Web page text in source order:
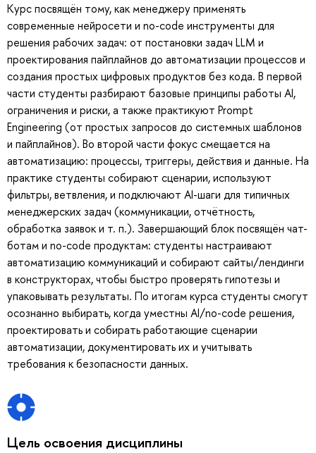
Курс посвящён тому, как менеджеру применять
современные нейросети и no-code инструменты для
решения рабочих задач: от постановки задач LLM и
проектирования пайплайнов до автоматизации процессов и
создания простых цифровых продуктов без кода. В первой
части студенты разбирают базовые принципы работы AI,
ограничения и риски, а также практикуют Prompt
Engineering (от простых запросов до системных шаблонов
и пайплайнов). Во второй части фокус смещается на
автоматизацию: процессы, триггеры, действия и данные. На
практике студенты собирают сценарии, используют
фильтры, ветвления, и подключают AI-шаги для типичных
менеджерских задач (коммуникации, отчётность,
обработка заявок и т. п.). Завершающий блок посвящён чат-
ботам и no-code продуктам: студенты настраивают
автоматизацию коммуникаций и собирают сайты/лендинги
в конструкторах, чтобы быстро проверять гипотезы и
упаковывать результаты. По итогам курса студенты смогут
осознанно выбирать, когда уместны AI/no-code решения,
проектировать и собирать работающие сценарии
автоматизации, документировать их и учитывать
требования к безопасности данных.
Цель освоения дисциплины